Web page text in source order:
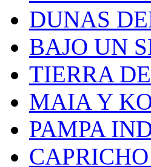
DUNAS
BAJO UN
TIERRA
MAIA Y
PAMPA